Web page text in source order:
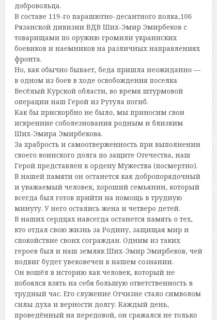
добровольца.
В составе 119-го парашютно-десантного полка,106
Рязанской дивизии ВДВ Ших-Эмир Эмирбеков с
товарищами по оружию громили украинских
боевиков и наемников на различных направлениях
фронта.
Но, как обычно бывает, беда пришла неожиданно —
в одном из боев в ходе освобождения поселка
Весёлый Курской области, во время штурмовой
операции наш Герой из Рутула погиб.
Как бы прискорбно не было, мы приносим свои
искренние соболезнования родным и близким
Ших-Эмира Эмирбекова.
За храбрость и самоотверженность при выполнении
своего воинского долга по защите Отечества, наш
Герой представлен к ордену Мужества (посмертно).
В нашей памяти он останется как добропорядочный
и уважаемый человек, хороший семьянин, который
всегда был готов прийти на помощь в трудную
минуту. У него остались жена и четверо детей.
В наших сердцах навсегда останется память о тех,
кто отдал свою жизнь за Родину, защищая мир и
спокойствие своих сограждан. Одним из таких
героев был и наш земляк Ших-Эмир Эмирбеков, чей
подвиг будет увековечен в нашем сознании.
Он вошёл в историю как человек, который не
побоялся взять на себя большую ответственность в
трудный час. Его служение Отчизне стало символом
силы духа и верности долгу. Каждый день,
проведённый на передовой, он сражался не только